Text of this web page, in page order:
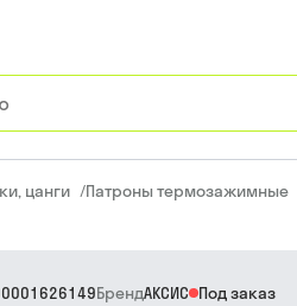
цанги /Патроны термозажимные
БрендАКСИС Под заказ